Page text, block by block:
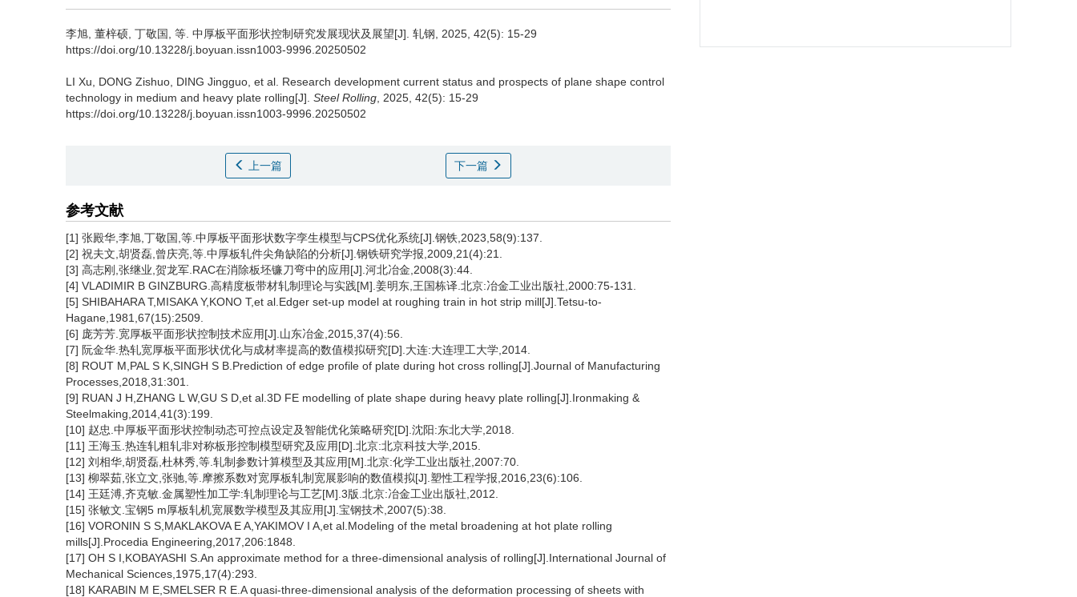
李旭 董梓硕 丁敬国 等 中厚板平面形状控制研究发展现状及展望[J]. 轧钢, 2025, 42(5): 15-29
https://doi.org/10.13228/j.boyuan.issn1003-9996.20250502
LI Xu DONG Zishuo DING Jingguo et al Research development current status and prospects of plane shape control
technology in medium and heavy plate rolling[J]. Steel Rolling , 2025, 42(5): 15-29
https://doi.org/10.13228/j.boyuan.issn1003-9996.20250502
上一篇 下一篇
参考文献
[1] 张殿华,李旭,丁敬国,等.中厚板平面形状数字孪生模型与CPS优化系统[J].钢铁,2023,58(9):137.
[2] 祝夫文,胡贤磊,曾庆亮,等.中厚板轧件尖角缺陷的分析[J].钢铁研究学报,2009,21(4):21.
[3] 高志刚,张继业,贺龙军.RAC在消除板坯镰刀弯中的应用[J].河北冶金,2008(3):44.
[4] VLADIMIR B GINZBURG.高精度板带材轧制理论与实践[M].姜明东,王国栋译.北京:冶金工业出版社,2000:75-131.
[5] SHIBAHARA T,MISAKA Y,KONO T,et al.Edger set-up model at roughing train in hot strip mill[J].Tetsu-to-
Hagane,1981,67(15):2509.
[6] 庞芳芳.宽厚板平面形状控制技术应用[J].山东冶金,2015,37(4):56.
[7] 阮金华.热轧宽厚板平面形状优化与成材率提高的数值模拟研究[D].大连:大连理工大学,2014.
[8] ROUT M,PAL S K,SINGH S B.Prediction of edge profile of plate during hot cross rolling[J].Journal of Manufacturing
Processes,2018,31:301.
[9] RUAN J H,ZHANG L W,GU S D,et al.3D FE modelling of plate shape during heavy plate rolling[J].Ironmaking &
Steelmaking,2014,41(3):199.
[10] 赵忠.中厚板平面形状控制动态可控点设定及智能优化策略研究[D].沈阳:东北大学,2018.
[11] 王海玉.热连轧粗轧非对称板形控制模型研究及应用[D].北京:北京科技大学,2015.
[12] 刘相华,胡贤磊,杜林秀,等.轧制参数计算模型及其应用[M].北京:化学工业出版社,2007:70.
[13] 柳翠茹,张立文,张驰,等.摩擦系数对宽厚板轧制宽展影响的数值模拟[J].塑性工程学报,2016,23(6):106.
[14] 王廷溥,齐克敏.金属塑性加工学:轧制理论与工艺[M].3版.北京:冶金工业出版社,2012.
[15] 张敏文.宝钢5 m厚板轧机宽展数学模型及其应用[J].宝钢技术,2007(5):38.
[16] VORONIN S S,MAKLAKOVA E A,YAKIMOV I A,et al.Modeling of the metal broadening at hot plate rolling
mills[J].Procedia Engineering,2017,206:1848.
[17] OH S I,KOBAYASHI S.An approximate method for a three-dimensional analysis of rolling[J].International Journal of
Mechanical Sciences,1975,17(4):293.
[18] KARABIN M E,SMELSER R E.A quasi-three-dimensional analysis of the deformation processing of sheets with